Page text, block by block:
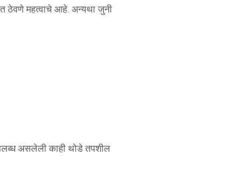
ठेवणे महत्वाचे आहे. अन्यथा जुनी
असलेली काही थोडे तपशील